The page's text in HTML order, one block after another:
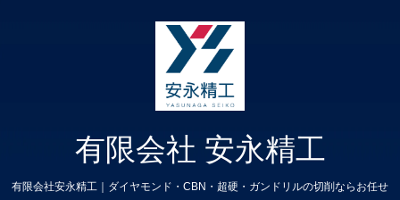
有限会社 安永精工
有限会社安永精工｜ダイヤモンド・CBN・超硬・ガンドリルの切削ならお任せ